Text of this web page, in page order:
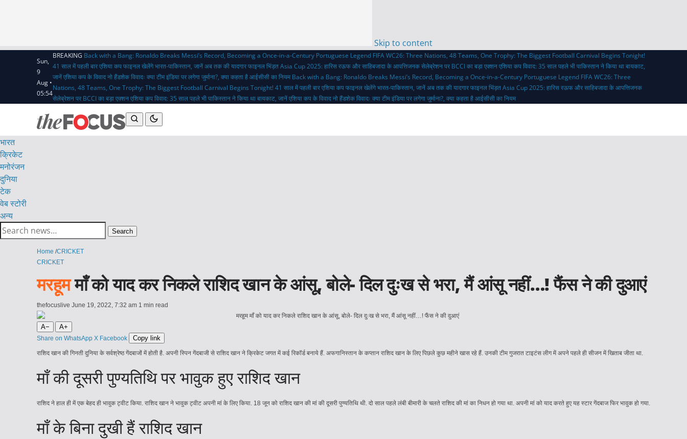
Skip to content
Sun,
9
Aug •
05:54
BREAKING Back with a Bang: Ronaldo Breaks Messi’s Record, Becoming a Once-in-a-Century Portuguese Legend FIFA WC26: Three Nations, 48 Teams, One Trophy: The Biggest Football Carnival Begins Tonight!
41 साल में पहली बार एशिया कप फाइनल खेलेंगे भारत-पाकिस्तान, जानें अब तक की यादगार फाइनल भिंड़तAsia Cup 2025: हारिस रऊफ और साहिबजादा के आपत्तिजनक सेलेब्रेशन पर BCCI का बड़ा एक्शनएशिया कप विवाद: 35 साल पहले भी पाकिस्तान ने किया था बायकाट,
जानें एशिया कप के विवादनो हैंडशेक विवादः क्या टीम इंडिया पर लगेगा जुर्माना?, क्या कहता है आईसीसी का नियम Back with a Bang: Ronaldo Breaks Messi’s Record, Becoming a Once-in-a-Century Portuguese Legend FIFA WC26: Three
Nations, 48 Teams, One Trophy: The Biggest Football Carnival Begins Tonight! 41 साल में पहली बार एशिया कप फाइनल खेलेंगे भारत-पाकिस्तान, जानें अब तक की यादगार फाइनल भिंड़तAsia Cup 2025: हारिस रऊफ और साहिबजादा के आपत्तिजनक
सेलेब्रेशन पर BCCI का बड़ा एक्शनएशिया कप विवाद: 35 साल पहले भी पाकिस्तान ने किया था बायकाट, जानें एशिया कप के विवादनो हैंडशेक विवादः क्या टीम इंडिया पर लगेगा जुर्माना?, क्या कहता है आईसीसी का नियम
भारत
क्रिकेट
मनोरंजन
दुनिया
टेक
वेब स्टोरी
अन्य
Search
for:
Search
Home /CRICKET
CRICKET
मरहूममाँ को याद कर निकले राशिद खान के आंसू, बोले- दिल दुःख से भरा, मैं आंसू नहीं…! फैंस ने की दुआएं
thefocuslive June 19, 2022, 7:32 am 1 min read
A− A+
Share on WhatsApp X Facebook Copy link
राशिद खान की गिनती दुनिया के सर्वश्रेष्ठ गेंदबाजों में होती है. अपनी स्पिन गेंदबाजी से राशिद खान ने क्रिकेट जगत में कई रिकॉर्ड बनाये हैं. अफगानिस्तान के कप्तान राशिद खान के लिए पिछले कुछ महीने खास रहे हैं. उनकी टीम गुजरात टाइटंस लीग में अपने पहले ही सीजन में खिताब जीता था.
माँ की दूसरी पुण्यतिथि पर भावुक हुए राशिद खान
राशिद ने हाल ही में एक बेहद ही भावुक ट्वीट किया. राशिद खान ने भावुक ट्वीट अपनी मां के लिए किया. 18 जून को राशिद खान की मां की दूसरी पुण्यतिथि थी. दो साल पहले लंबी बीमारी के चलते राशिद की मां का निधन हो गया था. अपनी मां को याद करते हुए यह स्टार गेंदबाज फिर भावुक हो गया.
माँ के बिना दुखी हैं राशिद खान